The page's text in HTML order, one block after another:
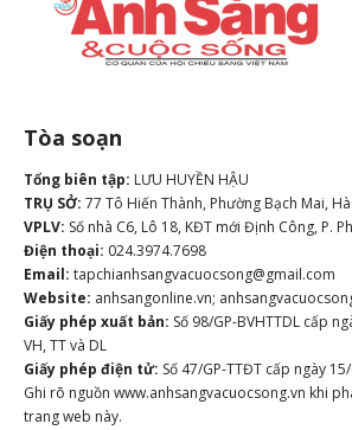
Tòa soạn
Tổng biên tập: LƯU HUYỀN HẬU
TRỤ SỞ: 77 Tô Hiến Thành, Phường Bạch Mai,
VPLV: Số nhà C6, Lô 18, KĐT mới Định Công, P.
Điện thoại: 024.3974.7698
Email: tapchianhsangvacuocsong@gmail.com
Website: anhsangonline.vn;
Giấy phép xuất bản: Số 98/GP-BVHTTDL cấp
VH, TT và DL
Giấy phép điện tử: Số 47/GP-TTĐT cấp ngày
Ghi rõ nguồn www.anhsangvacuocsong.vn khi
trang web này.